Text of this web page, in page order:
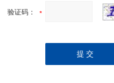
验证码：